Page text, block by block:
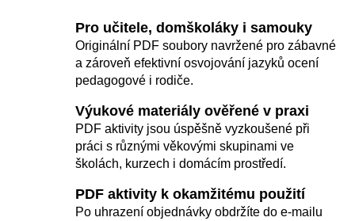
Pro učitele, domškoláky i samouky
Originální PDF soubory navržené pro zábavné
a zároveň efektivní osvojování jazyků ocení
pedagogové i rodiče.
Výukové materiály ověřené v praxi
PDF aktivity jsou úspěšně vyzkoušené při
práci s různými věkovými skupinami ve
školách, kurzech i domácím prostředí.
PDF aktivity k okamžitému použití
Po uhrazení objednávky obdržíte do e-mailu